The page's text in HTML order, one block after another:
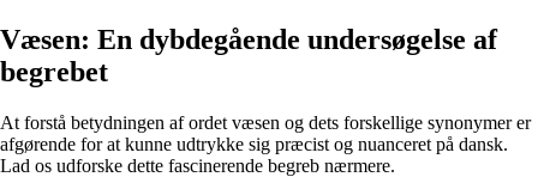
Væsen: En dybdegående undersøgelse af
begrebet
At forstå betydningen af ordet væsen og dets forskellige synonymer er
afgørende for at kunne udtrykke sig præcist og nuanceret på dansk.
Lad os udforske dette fascinerende begreb nærmere.